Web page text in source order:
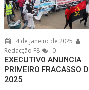
4 de Janeiro de 2025
Redacção F8
0
EXECUTIVO ANUNCIA
PRIMEIRO FRACASSO
2025